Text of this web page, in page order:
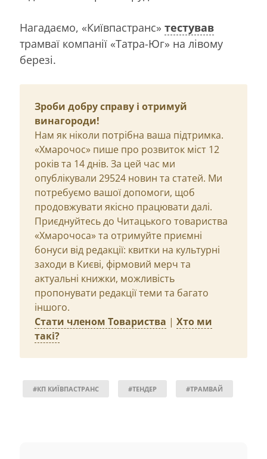
Нагадаємо, «Київпастранс» тестував
трамваї компанії «Татра-Юг» на лівому
березі.
Зроби добру справу і отримуй
винагороди!
Нам як ніколи потрібна ваша підтримка.
«Хмарочос» пише про розвиток міст 12
років та 14 днів. За цей час ми
опублікували 29524 новин та статей. Ми
потребуємо вашої допомоги, щоб
продовжувати якісно працювати далі.
Приєднуйтесь до Читацького товариства
«Хмарочоса» та отримуйте приємні
бонуси від редакції: квитки на культурні
заходи в Києві, фірмовий мерч та
актуальні книжки, можливість
пропонувати редакції теми та багато
іншого.
Стати членом Товариства | Хто ми
такі?
#КП КИЇВПАСТРАНС #ТЕНДЕР #ТРАМВАЙ